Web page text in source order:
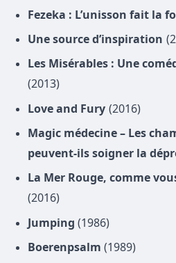
Fezeka : L’unisson fait la
Une source d’inspiration
Les Misérables : Une
(2013)
Love and Fury (2016)
Magic médecine – Les
peuvent-ils soigner la
La Mer Rouge, comme
(2016)
Jumping (1986)
Boerenpsalm (1989)